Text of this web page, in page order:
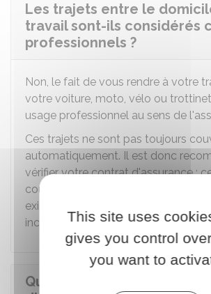
Les trajets entre le
travail sont-ils considérés
professionnels ?
Non, le fait de vous rendre à votre
votre voiture, moto, vélo ou
usage professionnel au sens de
Ces trajets ne sont pas toujours
automatiquement. Il est donc
vérifier votre contrat d'assurance :
couvrent ces trajets sans condition,
exigent un
inclure.
Qui doit souscrire
This site uses
gives you control
you want to